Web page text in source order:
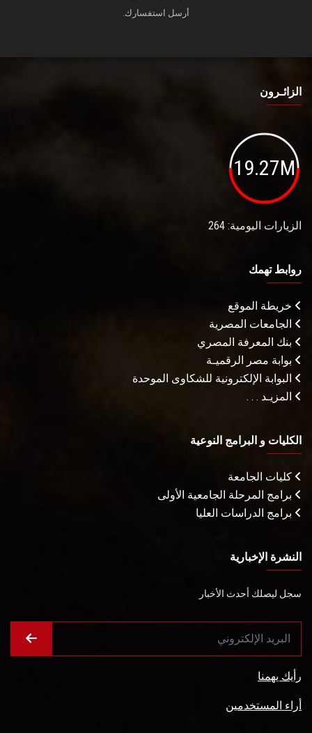
أرسل استفسارك.
الزائـرون
19.27M
الزيارات اليومية: 264
روابط تهمك
خريطة الموقع
الجامعات المصرية
بنك المعرفة المصري
بوابة مصر الرقميـة
البوابة الإلكترونية للشكاوى الموحدة
المزيـد . . .
الكليات و البرامج النوعية
كليات الجامعة
برامج المرحلة الجامعية الأولى
برامج الدراسات العليا
النشرة الإخبارية
سجل ليصلك أحدث الأخبار
رأيك يهمنا
أراء المستخدمين